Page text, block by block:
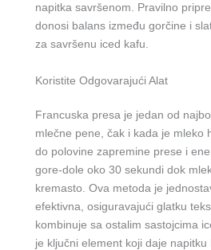
napitka savršenom. Pravilno
donosi balans između gorčine i
za savršenu iced kafu.
Koristite Odgovarajući Alat
Francuska presa je jedan od
mlečne pene, čak i kada je mleko
do polovine zapremine prese i
gore-dole oko 30 sekundi dok
kremasto. Ova metoda je
efektivna, osiguravajući glatku
kombinuje sa ostalim sastojcima
je ključni element koji daje